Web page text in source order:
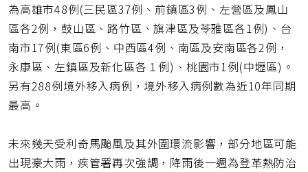
為高雄市48例(三民區37例、前鎮區3例、左營區及鳳山
區各2例，鼓山區、路竹區、旗津區及苓雅區各1例)、台
南市17例(東區6例、中西區4例、南區及安南區各2例，
永康區、左鎮區及新化區各１例)、桃園市1例(中壢區)。
另有288例境外移入病例，境外移入病例數為近10年同期
最高。
未來幾天受利奇馬颱風及其外圍環流影響，部分地區可能
出現豪大雨，疾管署再次強調，降雨後一週為登革熱防治